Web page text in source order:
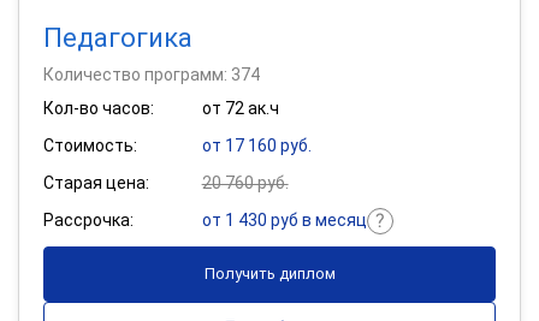
Педагогика
Количество программ: 374
Кол-во часов:
от 72 ак.ч
Стоимость:
от 17 160 руб.
Старая цена:
20 760 руб.
Рассрочка:
от 1 430 руб в месяц
Получить диплом